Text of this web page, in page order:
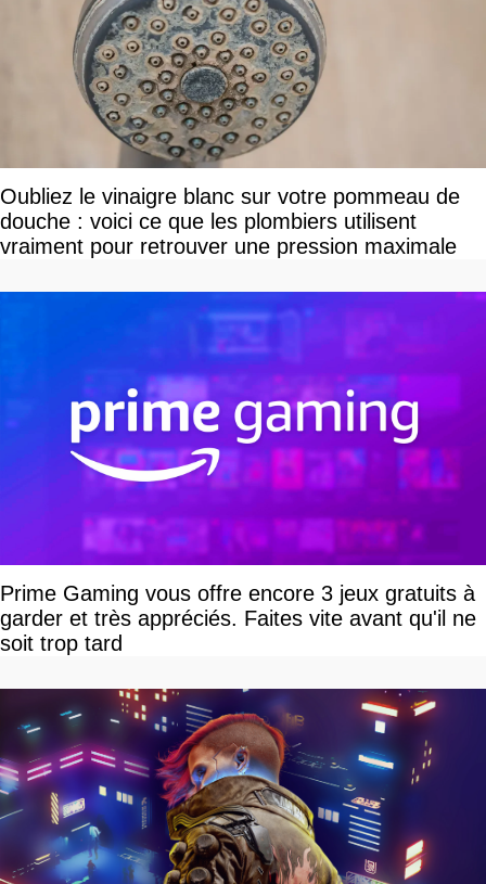
Oubliez le vinaigre blanc sur votre pommeau de
douche : voici ce que les plombiers utilisent
vraiment pour retrouver une pression maximale
Prime Gaming vous offre encore 3 jeux gratuits à
garder et très appréciés. Faites vite avant qu'il ne
soit trop tard